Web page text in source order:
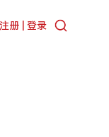
注册 | 登录